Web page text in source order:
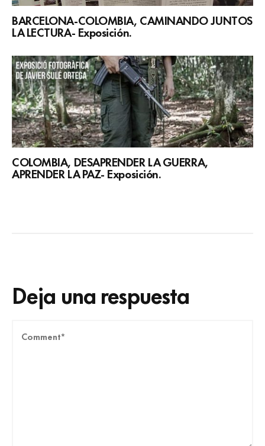
BARCELONA-COLOMBIA, CAMINANDO JUNTOS
LA LECTURA- Exposición.
COLOMBIA, DESAPRENDER LA GUERRA,
APRENDER LA PAZ- Exposición.
Deja una respuesta